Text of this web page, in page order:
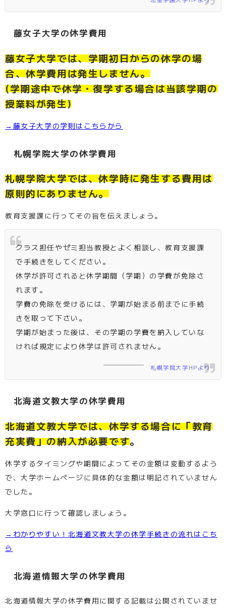
藤女子大学の休学費用
藤女子大学では、学期初日からの休学の場
合、休学費用は発生しません。
(学期途中で休学・復学する場合は当該学期の
授業料が発生)
→藤女子大学の学則はこちらから
札幌学院大学の休学費用
札幌学院大学では、休学時に発生する費用は
原則的にありません。
教育支援課に行ってその旨を伝えましょう。
クラス担任やゼミ担当教授とよく相談し、教育支援課
で手続きをしてください。
休学が許可されると休学期間（学期）の学費が免除さ
れます。
学費の免除を受けるには、学期が始まる前までに手続
きを取って下さい。
学期が始まった後は、その学期の学費を納入していな
ければ規定により休学は許可されません。
札幌学院大学HPより
北海道文教大学の休学費用
北海道文教大学では、休学する場合に「教育
充実費」の納入が必要です。
休学するタイミングや期間によってその金額は変動するよう
で、大学ホームページに具体的な金額は明記されていません
でした。
大学窓口に行って確認しましょう。
→わかりやすい！北海道文教大学の休学手続きの流れはこち
ら
北海道情報大学の休学費用
北海道情報大学の休学費用に関する記載は公開されていませ